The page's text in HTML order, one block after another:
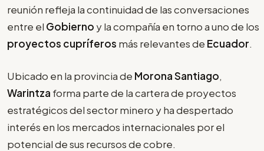
reunión refleja la continuidad de las conversaciones
entre el Gobierno y la compañía en torno a uno de los
proyectos cupríferos más relevantes de Ecuador.
Ubicado en la provincia de Morona Santiago,
Warintza forma parte de la cartera de proyectos
estratégicos del sector minero y ha despertado
interés en los mercados internacionales por el
potencial de sus recursos de cobre.